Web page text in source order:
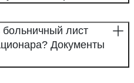
лист
Документы